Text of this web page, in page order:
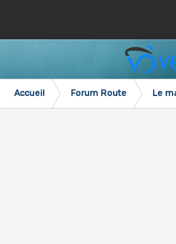
Accueil Forum Route Le